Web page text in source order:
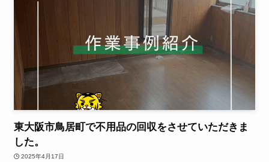
東大阪市鳥居町で不用品の回収をさせていただきま
した。
2025年4月17日